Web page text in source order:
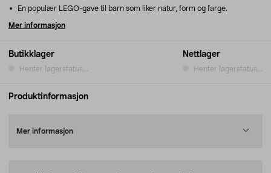
Butikklager
Henter lagerstatus...
Nettlager
Henter lagerstatus...
En populær LEGO-gave til barn som liker natur, form og farge.
Mer informasjon
Produktinformasjon
Mer informasjon